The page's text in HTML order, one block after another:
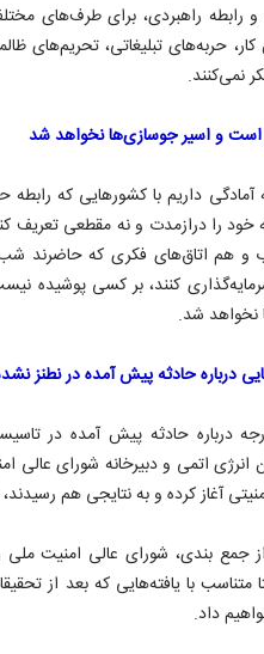
راهبردی، برای طرف‌های مختلف
کار، حربه‌های تبلیغاتی، تحریم‌های
نمی‌کنند.
است و اسیر جوسازی‌ها نخواهد شد
آمادگی داریم با کشورهایی که
خود را درازمدت و نه مقطعی تعریف
و هم اتاق‌های فکری که حاضرند شب
کنند، بر کسی پوشیده
نخواهد شد.
درباره حادثه پیش آمده در نطنز
درباره حادثه پیش آمده در
انرژی اتمی و دبیرخانه شورای عالی
آغاز کرده و به نتایجی هم
بندی، شورای عالی امنیت ملی و
متناسب با یافته‌هایی که بعد از
داد.